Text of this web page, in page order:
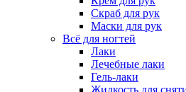
Скраб для рук
Маски для рук
Всё для ногтей
Лаки
Лечебные лаки
Гель-лаки
Жидкость для